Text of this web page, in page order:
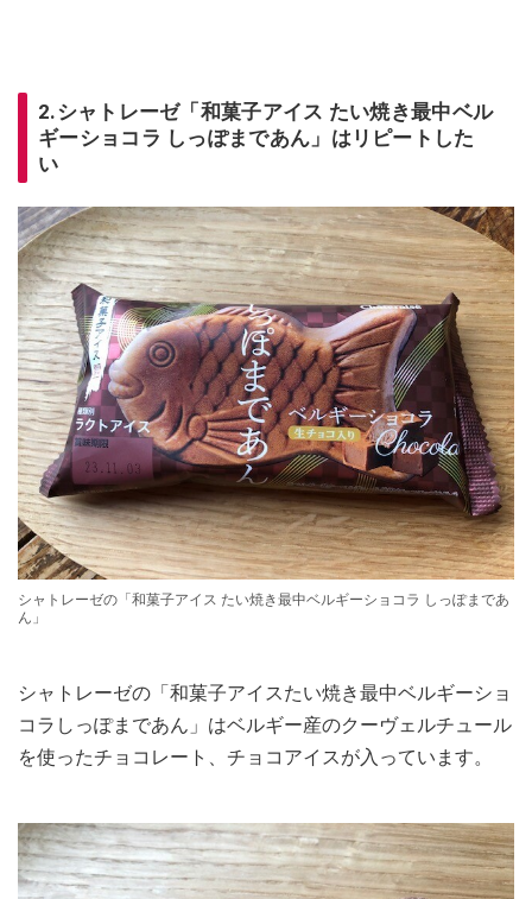
2.シャトレーゼ「和菓子アイス たい焼き最中ベル
ギーショコラ しっぽまであん」はリピートした
い
シャトレーゼの「和菓子アイス たい焼き最中ベルギーショコラ しっぽまであ
ん」
シャトレーゼの「和菓子アイスたい焼き最中ベルギーショ
コラしっぽまであん」はベルギー産のクーヴェルチュール
を使ったチョコレート、チョコアイスが入っています。